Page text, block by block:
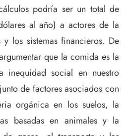
podría ser un total de
al año) a actores de la
los sistemas financieros. De
que la comida es la
inequidad social en nuestro
de factores asociados con
orgánica en los suelos, la
basadas en animales y la